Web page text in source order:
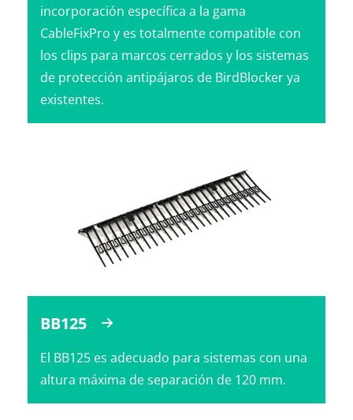
incorporación específica a la gama
CableFixPro y es totalmente compatible con
los clips para marcos cerrados y los sistemas
de protección antipájaros de BirdBlocker ya
existentes.
BB125
El BB125 es adecuado para sistemas con una
altura máxima de separación de 120 mm.